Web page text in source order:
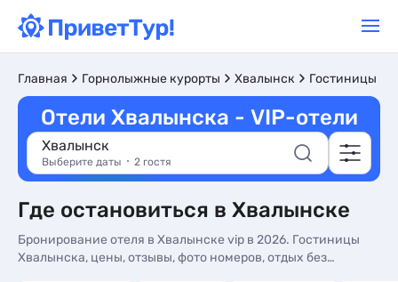
Главная Горнолыжные курорты Хвалынск Гостиницы и
Отели Хвалынска - VIP-отели
Хвалынск
Выберите даты 2 гостя
Где остановиться в Хвалынске
Бронирование отеля в Хвалынске vip в 2026. Гостиницы
Хвалынска, цены, отзывы, фото номеров, отдых без